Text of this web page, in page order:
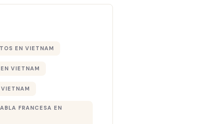
EN VIETNAM
VIETNAM
FRANCESA EN